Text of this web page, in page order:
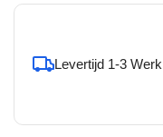
Levertijd 1-3